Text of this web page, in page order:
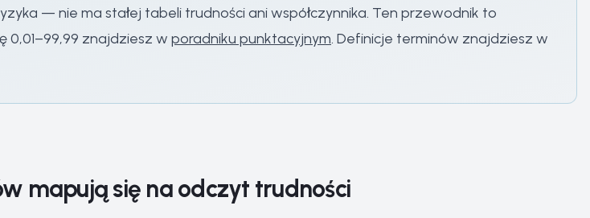
— nie ma stałej tabeli trudności ani współczynnika. Ten przewodnik to
znajdziesz w poradniku punktacyjnym. Definicje terminów znajdziesz w
mapują się na odczyt trudności